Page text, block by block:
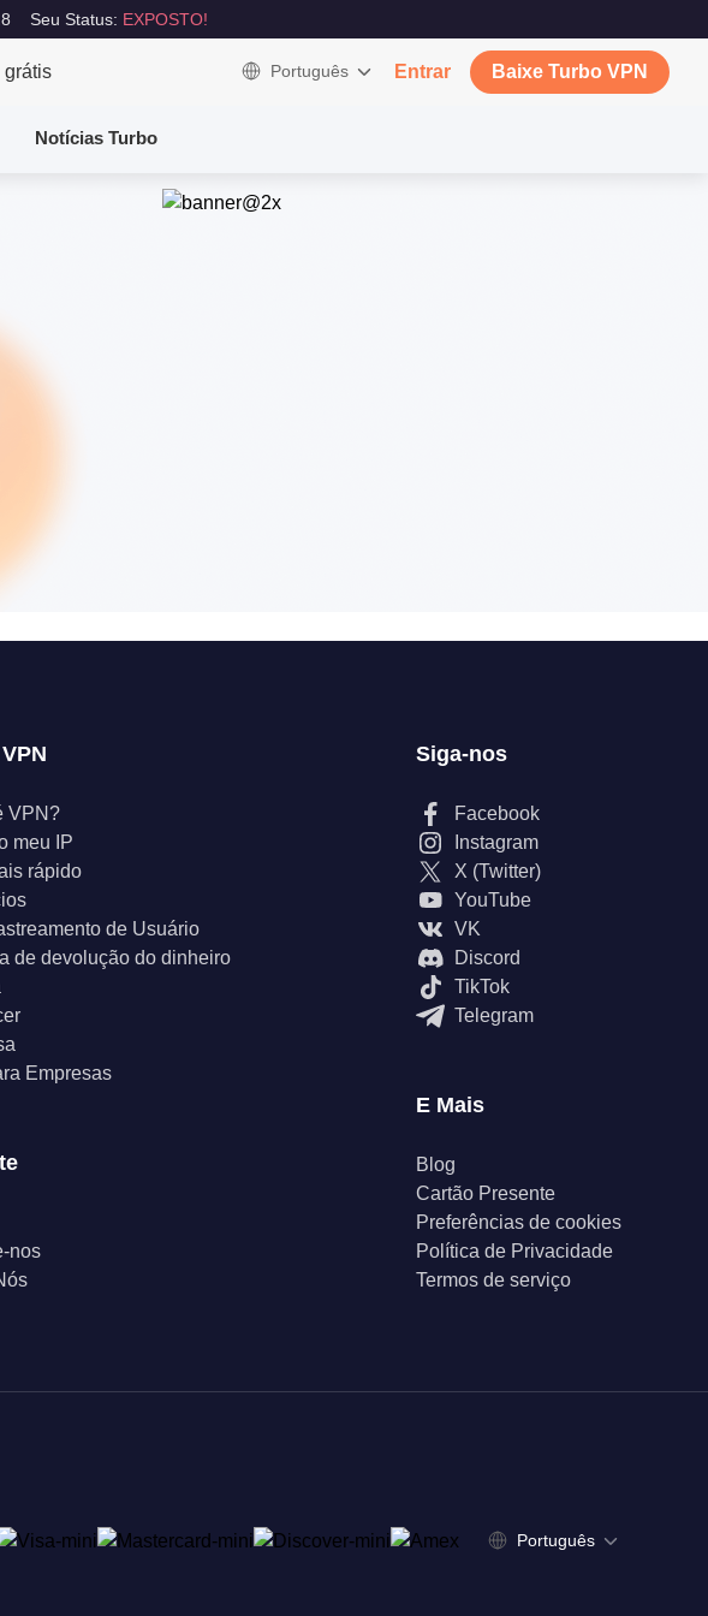
Seu Status: EXPOSTO!
grátis Português Entrar Baixe Turbo VPN
Notícias Turbo
VPN?
meu IP
rápido
de Usuário
de devolução do dinheiro
Empresas
nos
Siga-nos
Facebook
Instagram
X (Twitter)
YouTube
VK
Discord
TikTok
Telegram
E Mais
Blog
Cartão Presente
Preferências de cookies
Política de Privacidade
Termos de serviço
Português